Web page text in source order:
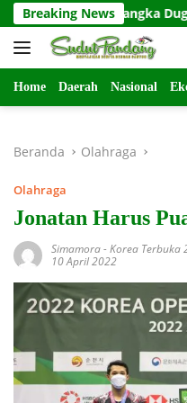
Langsung
ke
konten
Breaking News
Tersangka Dugaan
Home Daerah Nasional
Beranda Olahraga
Olahraga
Jonatan Harus
Simamora-Korea Terbuka
10 April 2022